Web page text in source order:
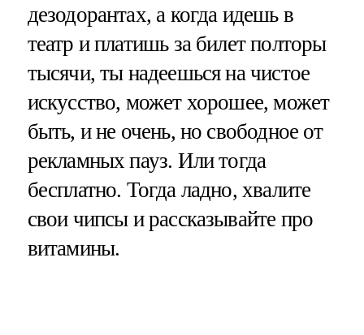
дезодорантах, а когда идешь в
театр и платишь за билет полторы
тысячи, ты надеешься на чистое
искусство, может хорошее, может
быть, и не очень, но свободное от
рекламных пауз. Или тогда
бесплатно. Тогда ладно, хвалите
свои чипсы и рассказывайте про
витамины.